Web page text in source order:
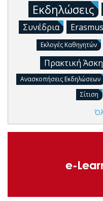
Εκδηλώσεις
Συνέδρια Erasmus
Εκλογές Καθηγητών
Πρακτική
Ανασκοπήσεις Εκδηλώσεων
Σίτιση